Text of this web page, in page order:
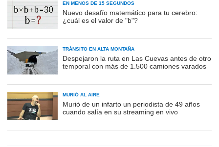
EN MENOS DE 15 SEGUNDOS
Nuevo desafío matemático para tu cerebro:
¿cuál es el valor de "b"?
TRÁNSITO EN ALTA MONTAÑA
Despejaron la ruta en Las Cuevas antes de otro
temporal con más de 1.500 camiones varados
MURIÓ AL AIRE
Murió de un infarto un periodista de 49 años
cuando salía en su streaming en vivo